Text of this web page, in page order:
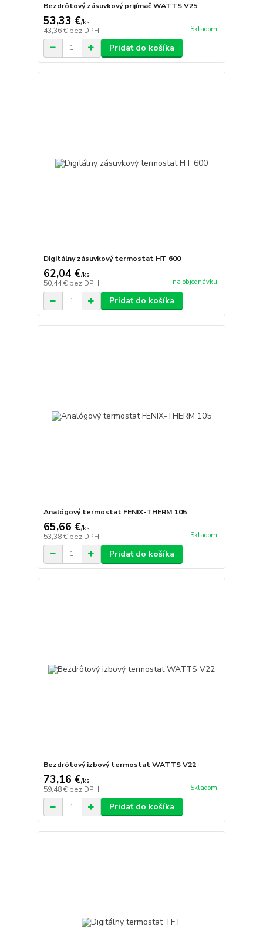
Bezdrôtový zásuvkový prijímač WATTS V25
53,33 €/ks
43,36 € bez DPH Skladom
Pridať do košíka
Digitálny zásuvkový termostat HT 600
62,04 €/ks
50,44 € bez DPH na objednávku
Pridať do košíka
Analógový termostat FENIX-THERM 105
65,66 €/ks
53,38 € bez DPH Skladom
Pridať do košíka
Bezdrôtový izbový termostat WATTS V22
73,16 €/ks
59,48 € bez DPH Skladom
Pridať do košíka